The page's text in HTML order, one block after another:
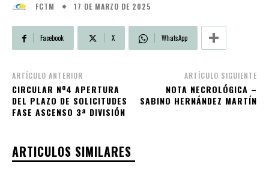
FCTM 17 DE MARZO DE 2025
Facebook X WhatsApp
ARTÍCULO ANTERIOR
CIRCULAR Nº4 APERTURA
DEL PLAZO DE SOLICITUDES
FASE ASCENSO 3ª DIVISIÓN
ARTÍCULO SIGUIENTE
NOTA NECROLÓGICA –
SABINO HERNÁNDEZ MARTÍN
ARTICULOS SIMILARES